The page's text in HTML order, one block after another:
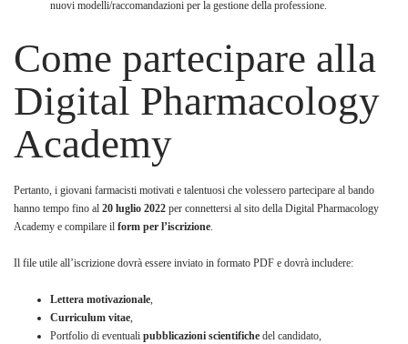
nuovi modelli/raccomandazioni per la gestione della professione.
Come partecipare alla
Digital Pharmacology
Academy
Pertanto, i giovani farmacisti motivati e talentuosi che volessero partecipare al bando
hanno tempo fino al 20 luglio 2022 per connettersi al sito della Digital Pharmacology
Academy e compilare il form per l’iscrizione.
Il file utile all’iscrizione dovrà essere inviato in formato PDF e dovrà includere:
Lettera motivazionale,
Curriculum vitae,
Portfolio di eventuali pubblicazioni scientifiche del candidato,